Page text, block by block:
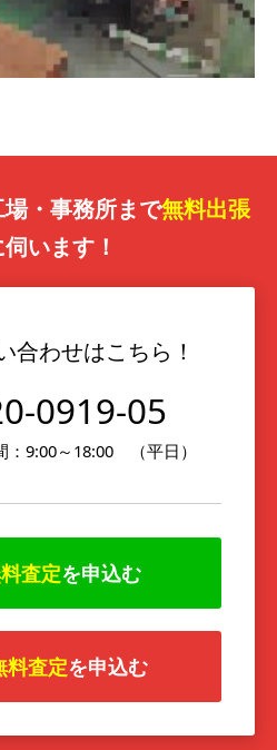
・事務所まで無料出張
伺います！
合わせはこちら！
0919-05
：9:00～18:00 （平日）
査定を申込む
料査定を申込む